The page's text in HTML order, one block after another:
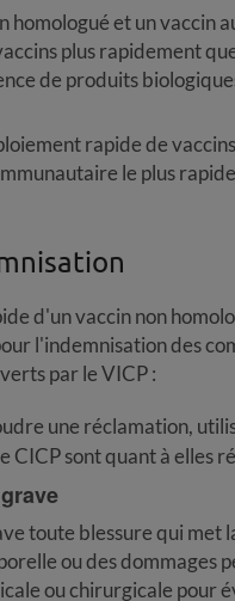
et un vaccin
plus rapidement
de produits
rapide de
le plus
d'un vaccin non
l'indemnisation des
par le VICP :
une réclamation,
CICP sont quant à elles
toute blessure qui met
ou des dommages
ou chirurgicale